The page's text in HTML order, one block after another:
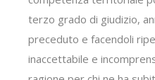
terzo grado di giudizio,
preceduto e facendoli
inaccettabile e